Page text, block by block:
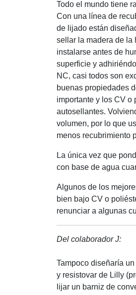
Todo el mundo tiene
Con una línea de
de lijado están
sellar la madera de la
instalarse antes de
superficie y
NC, casi todos son
buenas propiedades
importante y los CV o
autosellantes.
volumen, por lo que
menos recubrimiento
La única vez que
con base de agua
Algunos de los
bien bajo CV o
renunciar a algunas
Del colaborador J:
Tampoco diseñaría
y resistovar de Lilly
lijar un barniz de